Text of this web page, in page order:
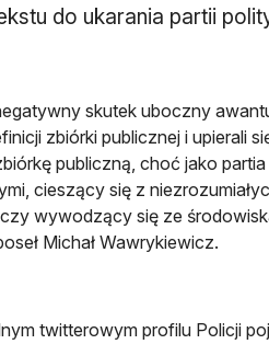
do ukarania partii
skutek uboczny
zbiórki publicznej i upierali
publiczną, choć jako
cieszący się z
wywodzący się ze
Michał Wawrykiewicz.
twitterowym profilu Policji